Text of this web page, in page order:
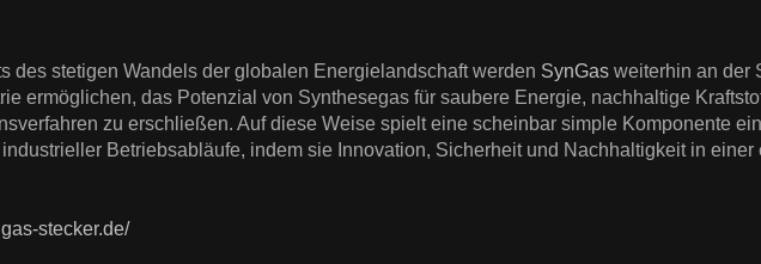
des stetigen Wandels der globalen Energielandschaft werden SynGas weiterhin an der
ermöglichen, das Potenzial von Synthesegas für saubere Energie, nachhaltige
zu erschließen. Auf diese Weise spielt eine scheinbar simple Komponente
Betriebsabläufe, indem sie Innovation, Sicherheit und Nachhaltigkeit in
stecker.de/